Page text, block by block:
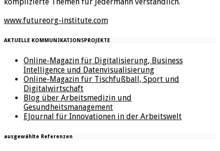
www.futureorg-institute.com
AKTUELLE KOMMUNIKATIONSPROJEKTE
Online-Magazin für Digitalisierung, Business
Intelligence und Datenvisualisierung
Online-Magazin für Tischfußball, Sport und
Digitalwirtschaft
Blog über Arbeitsmedizin und
Gesundheitsmanagement
EJournal für Innovationen in der Arbeitswelt
ausgewählte Referenzen